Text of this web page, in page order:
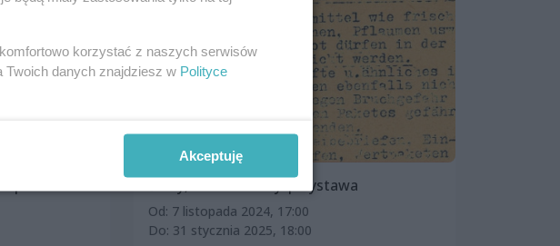
Ślady, które zostały | wystawa
Od: 7 listopada 2024, 17:00
Do: 31 stycznia 2025, 18:00
korzystać z naszych serwisów
Twoich danych znajdziesz w Polityce
Akceptuję